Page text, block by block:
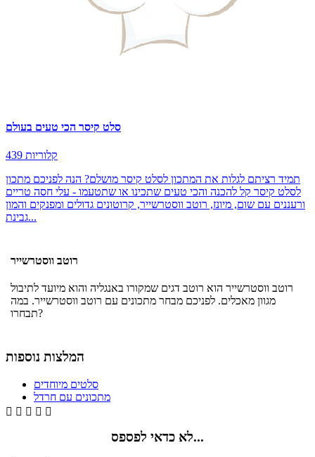
סלט קיסר הכי טעים בעולם
439 קלוריות
תמיד רציתם לגלות את המתכון לסלט קיסר מושלם? הנה לפניכם מתכון
לסלט קיסר קל להכנה והכי טעים שתכינו או שתטעמו - עלי חסה טריים
ורעננים עם שום, מיונז, רוטב ווסטרשייר, קרוטונים גדולים ומפנקים והמון
גבינת...
רוטב ווסטרשייר
רוטב ווסטרשייר הוא רוטב דגים שמקורו באנגליה והוא מיועד לתיבול
מגוון מאכלים. לפניכם מבחר מתכונים עם רוטב ווסטרשייר. במה
תבחרו?
המלצות נוספות
סלטים מיוחדים
מתכונים עם חרדל
    
לא כדאי לפספס...